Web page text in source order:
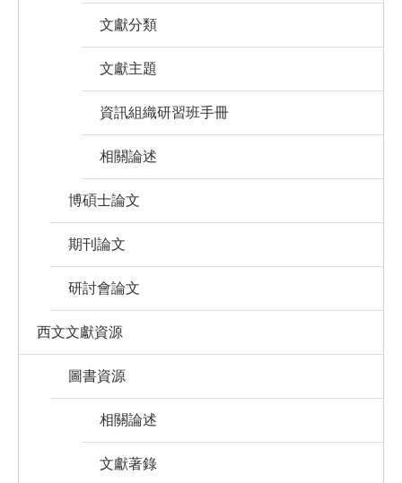
文獻分類
文獻主題
資訊組織研習班手冊
相關論述
博碩士論文
期刊論文
研討會論文
西文文獻資源
圖書資源
相關論述
文獻著錄